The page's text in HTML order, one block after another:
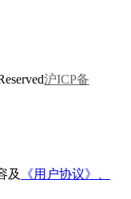
沪ICP备
及
《用户协议》、